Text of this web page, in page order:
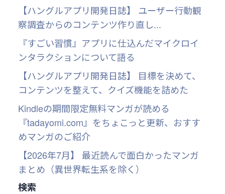
【ハングルアプリ開発日誌】 ユーザー行動観
察調査からのコンテンツ作り直し...
『すごい習慣』アプリに仕込んだマイクロイ
ンタラクションについて語る
【ハングルアプリ開発日誌】 目標を決めて、
コンテンツを整えて、クイズ機能を詰めた
Kindleの期間限定無料マンガが読める
『tadayomi.com』をちょこっと更新、おすす
めマンガのご紹介
【2026年7月】 最近読んで面白かったマンガ
まとめ（異世界転生系を除く）
検索